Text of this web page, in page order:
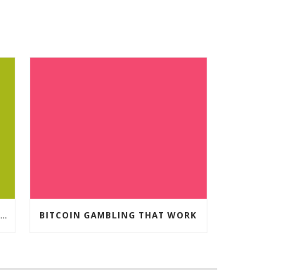
CRYPTO CURRENCY POKIES OPEN BITCOIN GAMBLING THAT WORK